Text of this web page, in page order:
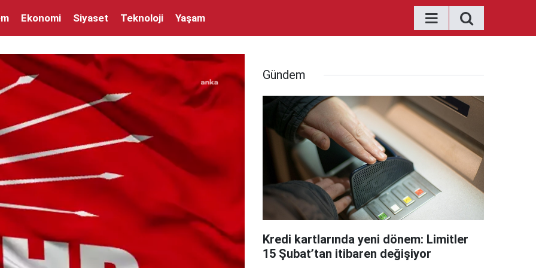
Ekonomi Siyaset Teknoloji Yaşam
Gündem
Kredi kartlarında yeni dönem: Limitler
15 Şubat’tan itibaren değişiyor